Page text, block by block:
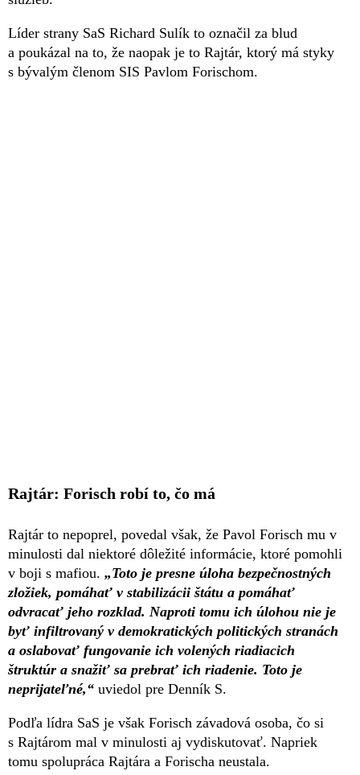
Líder strany SaS Richard Sulík to označil za blud
a poukázal na to, že naopak je to Rajtár, ktorý má styky
s bývalým členom SIS Pavlom Forischom.
Rajtár: Forisch robí to, čo má
Rajtár to nepoprel, povedal však, že Pavol Forisch mu v
minulosti dal niektoré dôležité informácie, ktoré pomohli
v boji s mafiou. „Toto je presne úloha bezpečnostných
zložiek, pomáhať v stabilizácii štátu a pomáhať
odvracať jeho rozklad. Naproti tomu ich úlohou nie je
byť infiltrovaný v demokratických politických stranách
a oslabovať fungovanie ich volených riadiacich
štruktúr a snažiť sa prebrať ich riadenie. Toto je
neprijateľné,“ uviedol pre Denník S.
Podľa lídra SaS je však Forisch závadová osoba, čo si
s Rajtárom mal v minulosti aj vydiskutovať. Napriek
tomu spolupráca Rajtára a Forischa neustala.